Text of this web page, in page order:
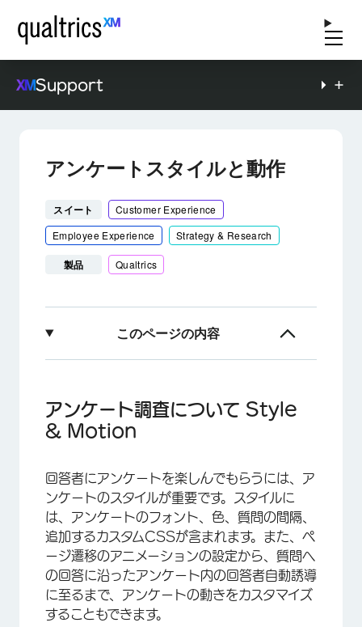
Support
アンケートスタイルと動作
スイート
Customer Experience
Employee Experience
Strategy & Research
製品 Qualtrics
このページの内容
フォント
色
前景コントラスト
質問の間隔
質問スタイルのオプション
見た目と操作性。リッチコンテンツエディター
ページ遷移
アンケート調査について Style
& Motion
回答者にアンケートを楽しんでもらうには、ア
ンケートのスタイルが重要です。スタイルに
は、アンケートのフォント、色、質問の間隔、
追加するカスタムCSSが含まれます。また、ペ
ージ遷移のアニメーションの設定から、質問へ
の回答に沿ったアンケート内の回答者自動誘導
に至るまで、アンケートの動きをカスタマイズ
することもできます。